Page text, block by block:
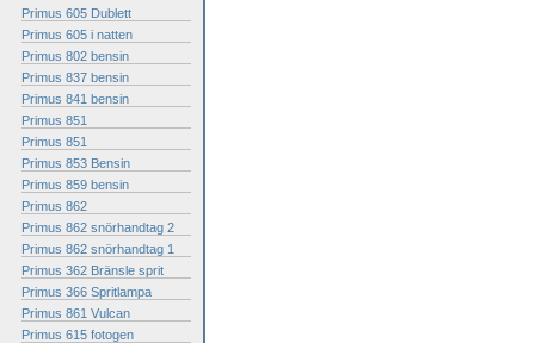
Primus 605 Dublett
Primus 605 i natten
Primus 802 bensin
Primus 837 bensin
Primus 841 bensin
Primus 851
Primus 851
Primus 853 Bensin
Primus 859 bensin
Primus 862
Primus 862 snörhandtag 2
Primus 862 snörhandtag 1
Primus 362 Bränsle sprit
Primus 366 Spritlampa
Primus 861 Vulcan
Primus 615 fotogen